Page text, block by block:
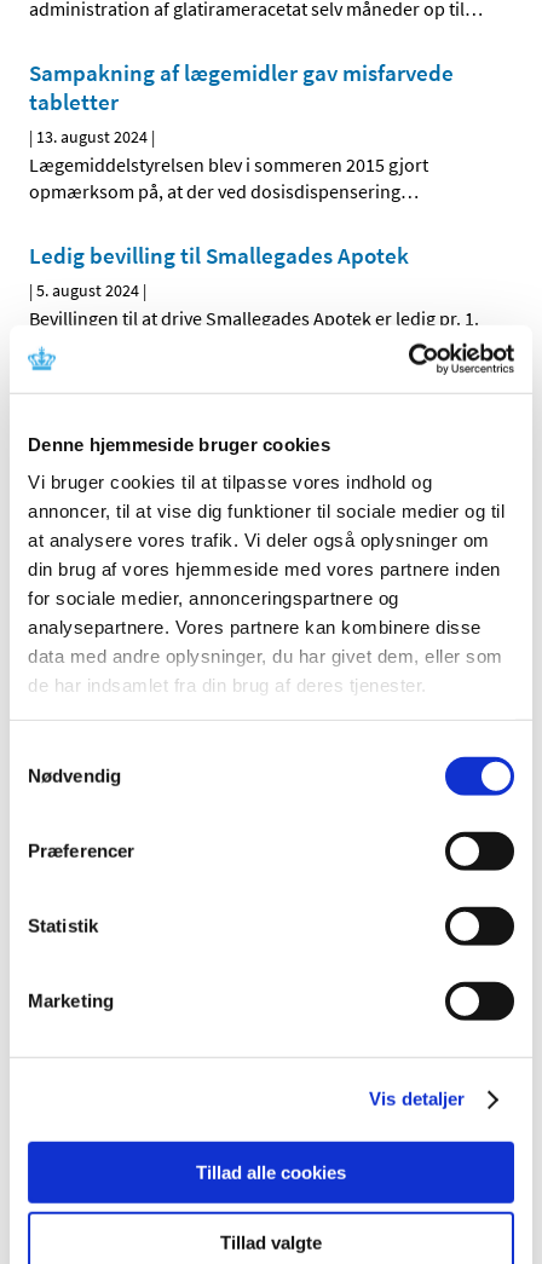
Denne hjemmeside bruger cookies
Vi bruger cookies til at tilpasse vores indhold og
annoncer, til at vise dig funktioner til sociale medier og til
at analysere vores trafik. Vi deler også oplysninger om
din brug af vores hjemmeside med vores partnere inden
for sociale medier, annonceringspartnere og
analysepartnere. Vores partnere kan kombinere disse
data med andre oplysninger, du har givet dem, eller som
de har indsamlet fra din brug af deres tjenester.
Nødvendig
Præferencer
Statistik
Marketing
Vis detaljer
Tillad alle cookies
Tillad valgte
administration af glatirameracetat selv måneder op til…
Sampakning af lægemidler gav misfarvede
tabletter
| 13. august 2024 |
Lægemiddelstyrelsen blev i sommeren 2015 gjort
opmærksom på, at der ved dosisdispensering…
Ledig bevilling til Smallegades Apotek
|5. august 2024 |
Bevillingen til at drive Smallegades Apotek er ledig pr. 1.
december 2024. Den ledige bevilling er opslået efter…
udenlandske pakninger - ny opdatering
| 2. august 2024 |
Tilladelse til ordination og udlevering af udenlandsk
lægemiddel indeholdende natriumpicosulfat, efter
Kontrol af virksomhedernes upload af
indlægssedler til Lægemiddelstyrelsens portal
DKMAnet
|1. august 2024|
2025 (158)
december (28)
oktober (28)
maj (25)